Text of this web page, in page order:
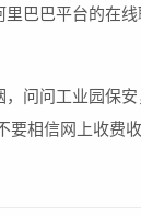
巴巴平台的在
问问工业园保
相信网上收费